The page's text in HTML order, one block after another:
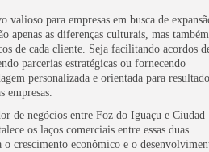
valioso para empresas em busca de
apenas as diferenças culturais, mas também
de cada cliente. Seja facilitando acordos
parcerias estratégicas ou fornecendo
personalizada e orientada para
empresas.
de negócios entre Foz do Iguaçu e Ciudad
os laços comerciais entre essas duas
crescimento econômico e o